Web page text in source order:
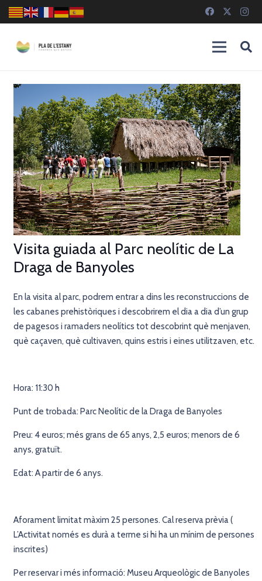
Visita guiada al Parc neolític de La
Draga de Banyoles
En la visita al parc, podrem entrar a dins les reconstruccions de
les cabanes prehistòriques i descobrirem el dia a dia d’un grup
de pagesos i ramaders neolítics tot descobrint què menjaven,
què caçaven, què cultivaven, quins estris i eines utilitzaven, etc.
Hora: 11:30 h
Punt de trobada: Parc Neolític de la Draga de Banyoles
Preu: 4 euros; més grans de 65 anys, 2,5 euros; menors de 6
anys, gratuït.
Edat: A partir de 6 anys.
Aforament limitat màxim 25 persones. Cal reserva prèvia (
L’Activitat només es durà a terme si hi ha un mínim de persones
inscrites)
Per reservar i més informació: Museu Arqueològic de Banyoles